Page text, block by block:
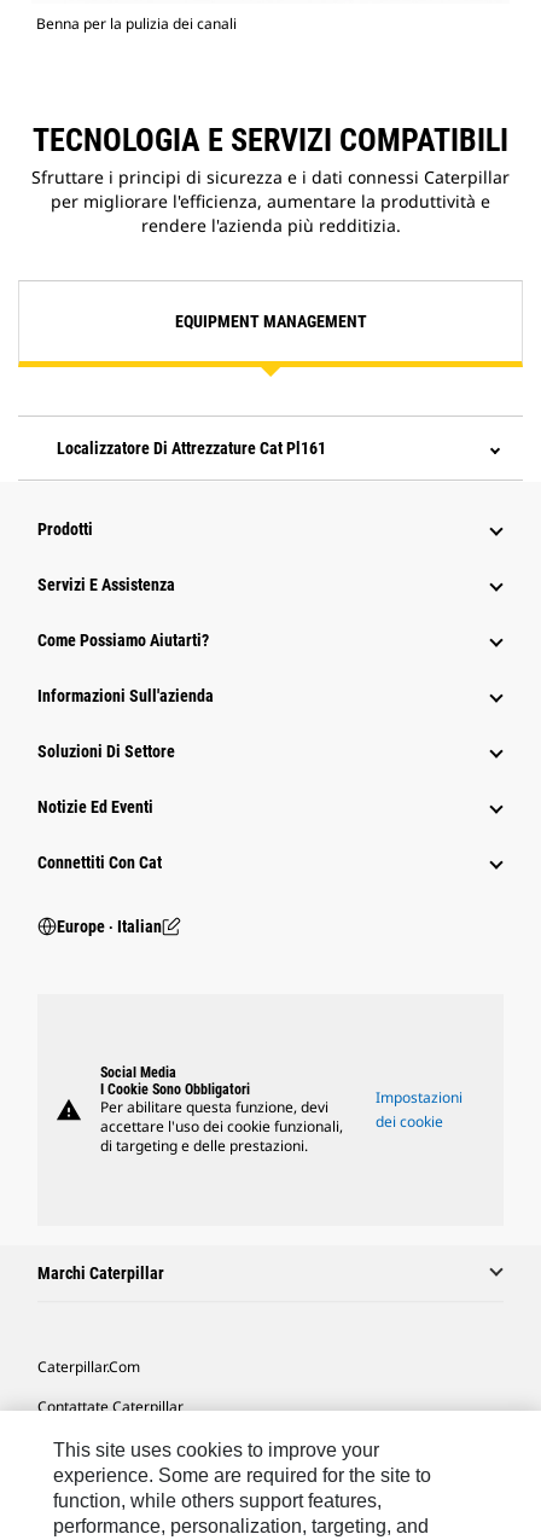
Benna per la pulizia dei canali
TECNOLOGIA E SERVIZI COMPATIBILI
Sfruttare i principi di sicurezza e i dati connessi Caterpillar
per migliorare l'efficienza, aumentare la produttività e
rendere l'azienda più redditizia.
EQUIPMENT MANAGEMENT
Localizzatore Di Attrezzature Cat Pl161
Prodotti
Servizi E Assistenza
Come Possiamo Aiutarti?
Informazioni Sull'azienda
Soluzioni Di Settore
Notizie Ed Eventi
Connettiti Con Cat
Europe ‧ Italian
warning
Social Media
I Cookie Sono Obbligatori
Per abilitare questa funzione, devi
accettare l'uso dei cookie funzionali,
di targeting e delle prestazioni.
Impostazioni
dei cookie
Marchi Caterpillar
Caterpillar.com
Contattate Caterpillar
Le Mie Preferenze Di Marketing
Mappa Del Sito
Cookie Settings
This site uses cookies to improve your
experience. Some are required for the site to
function, while others support features,
performance, personalization, targeting, and